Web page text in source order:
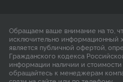
Обращаем ваше внимание на то,
исключительно информационный
является публичной офертой,
Гражданского кодекса
информации наличии и стоимости
обращайтесь к менеджерам